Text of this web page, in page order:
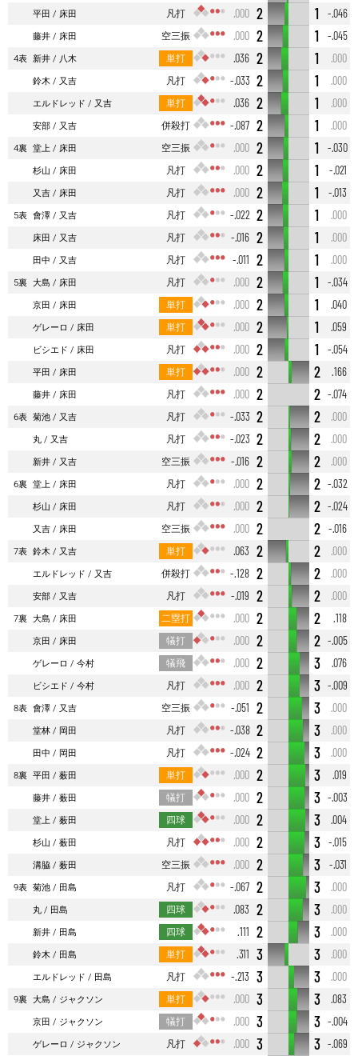
平田 床田 凡打 .000 2 1
-.046
藤井
床田 空三振 .000 2 1
-.045
4表 新井 八木 単打 .036 2 1
.000
鈴木
又吉 凡打 -.033 2 1
.000
エルドレッド
又吉 単打 .036 2 1
.000
安部
又吉 併殺打 -.087 2 1
.000
4裏 堂上 床田 空三振 .000 2 1
-.030
杉山
床田 凡打 .000 2 1
-.021
又吉
床田 凡打 .000 2 1
-.013
5表 會澤 又吉 凡打 -.022 2 1
.000
床田
又吉 凡打 -.016 2 1
.000
田中
又吉 凡打 -.011 2 1
.000
5裏 大島 床田 凡打 .000 2 1
-.034
京田
床田 単打 .000 2 1
.040
ゲレーロ
床田 単打 .000 2 1
.059
ビシエド
床田 凡打 .000 2 1
-.054
平田
床田 単打 .000 2 2
.166
藤井
床田 凡打 .000 2 2 -.074
6表 菊池 又吉 凡打 -.033 2 2
.000
丸
又吉 凡打 -.023 2 2
.000
新井
又吉 空三振 -.016 2 2
.000
6裏 堂上 床田 凡打 .000 2 2 -.032
杉山
床田 凡打 .000 2 2 -.024
又吉
床田 空三振 .000 2 2
-.016
7表 鈴木 又吉 単打 .063 2 2
.000
エルドレッド
又吉 併殺打 -.128 2 2
.000
安部
又吉 凡打 -.019 2 2
.000
7裏 大島 床田 二塁打 .000 2 2
.118
京田
床田 犠打 .000 2 2 -.005
ゲレーロ
今村 犠飛 .000 2 3
.076
ビシエド
今村 凡打 .000 2 3 -.009
8表 會澤 又吉 空三振 -.051 2 3
.000
堂林
岡田 凡打 -.038 2 3
.000
田中
岡田 凡打 -.024 2 3
.000
8裏 平田 薮田 単打 .000 2 3
.019
藤井
薮田 犠打 .000 2 3 -.003
堂上
薮田 四球 .000 2 3
.004
杉山
薮田 凡打 .000 2 3
-.015
溝脇
薮田 空三振 .000 2 3
-.031
9表 菊池 田島 凡打 -.067 2 3
.000
丸
田島 四球 .083 2 3
.000
新井
田島 四球 .111 2 3
.000
鈴木
田島 単打 .311 3 3
.000
エルドレッド
田島 凡打 -.213 3 3
.000
9裏 大島 ジャクソン 単打 .000 3 3
.083
京田
ジャクソン 犠打 .000 3 3 -.004
ゲレーロ
ジャクソン 凡打 .000 3 3 -.069